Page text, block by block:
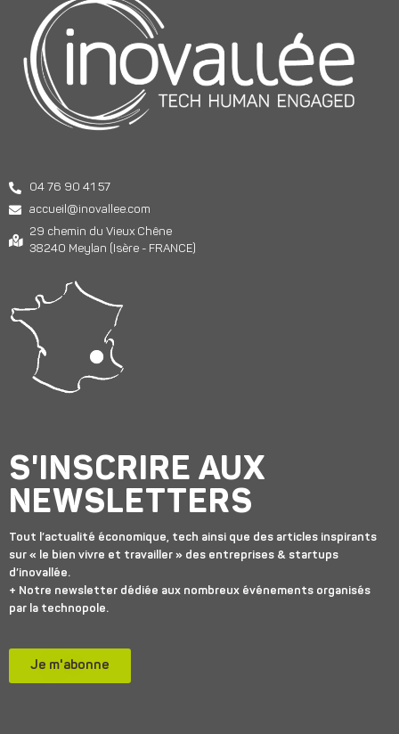
04 76 90 41 57
accueil@inovallee.com
29 chemin du Vieux Chêne
38240 Meylan (Isère - FRANCE)
S'INSCRIRE AUX
NEWSLETTERS
Tout l’actualité économique, tech ainsi que des articles inspirants
sur « le bien vivre et travailler » des entreprises & startups
d’inovallée.
+ Notre newsletter dédiée aux nombreux événements organisés
par la technopole.
Je m'abonne